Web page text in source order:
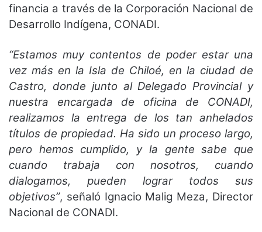
financia a través de la Corporación Nacional de
Desarrollo Indígena, CONADI.
“Estamos muy contentos de poder estar una
vez más en la Isla de Chiloé, en la ciudad de
Castro, donde junto al Delegado Provincial y
nuestra encargada de oficina de CONADI,
realizamos la entrega de los tan anhelados
títulos de propiedad. Ha sido un proceso largo,
pero hemos cumplido, y la gente sabe que
cuando trabaja con nosotros, cuando
dialogamos, pueden lograr todos sus
objetivos”, señaló Ignacio Malig Meza, Director
Nacional de CONADI.